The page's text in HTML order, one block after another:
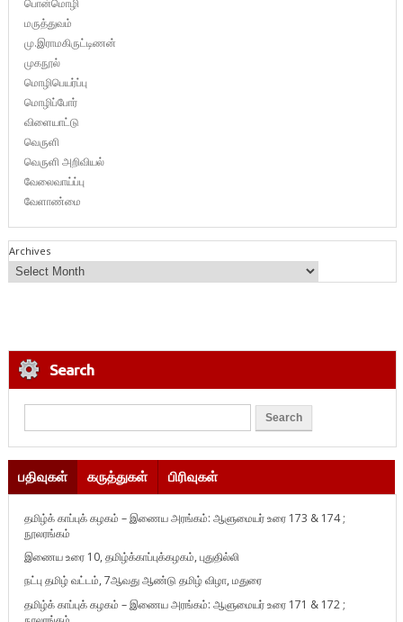
மருத்துவம்
மு.இராமகிருட்டிணன்
முகநூல்
மொழிபெயர்ப்பு
மொழிப்போர்
விளையாட்டு
வெருளி
வெருளி அறிவியல்
வேலைவாய்ப்பு
வேளாண்மை
Archives
Search
பதிவுகள் கருத்துகள் பிரிவுகள்
தமிழ்க் காப்புக் கழகம் – இணைய அரங்கம்: ஆளுமையர் உரை 173 & 174 ;
நூலரங்கம்
இணைய உரை 10, தமிழ்க்காப்புக்கழகம், புதுதில்லி
நட்பு தமிழ் வட்டம், 7ஆவது ஆண்டு தமிழ் விழா, மதுரை
தமிழ்க் காப்புக் கழகம் – இணைய அரங்கம்: ஆளுமையர் உரை 171 & 172 ;